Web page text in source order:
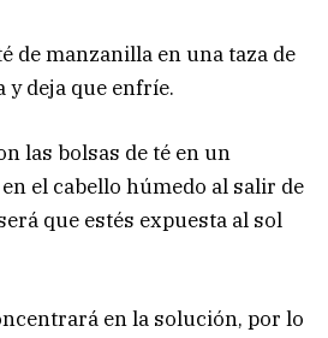
de manzanilla en una taza de
y deja que enfríe.
las bolsas de té en un
el cabello húmedo al salir de
que estés expuesta al sol
en la solución, por lo